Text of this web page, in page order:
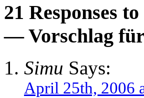
21 Responses
— Vorschlag
Simu Says:
April 25th, 2006